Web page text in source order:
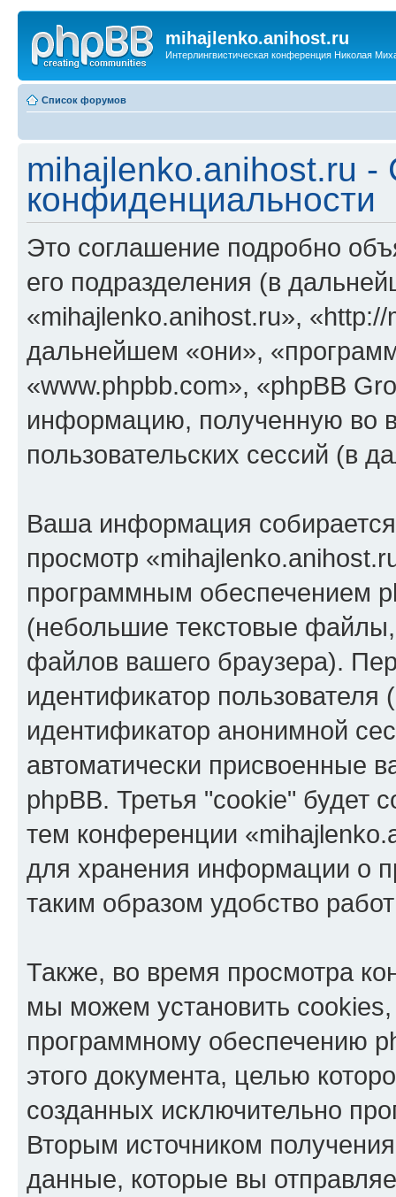
mihajlenko.anihost.ru
Интерлингвистическая конференция Николая
Список форумов
mihajlenko.anihost.ru -
конфиденциальности
Это соглашение подробно
его подразделения (в
«mihajlenko.anihost.ru»,
дальнейшем «они»,
«www.phpbb.com», «phpBB
информацию, полученную во
пользовательских сессий (в
Ваша информация
просмотр
программным обеспечением
(небольшие текстовые
файлов вашего браузера).
идентификатор
идентификатор анонимной
автоматически присвоенные
phpBB. Третья "cookie" будет
тем конференции
для хранения информации о
таким образом удобство
Также, во время просмотра
мы можем установить
программному обеспечению
этого документа, целью
созданных исключительно
Вторым источником
данные, которые вы